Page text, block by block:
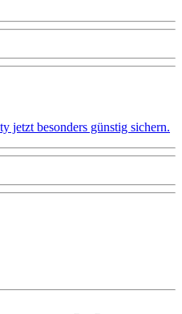
jetzt besonders günstig sichern.